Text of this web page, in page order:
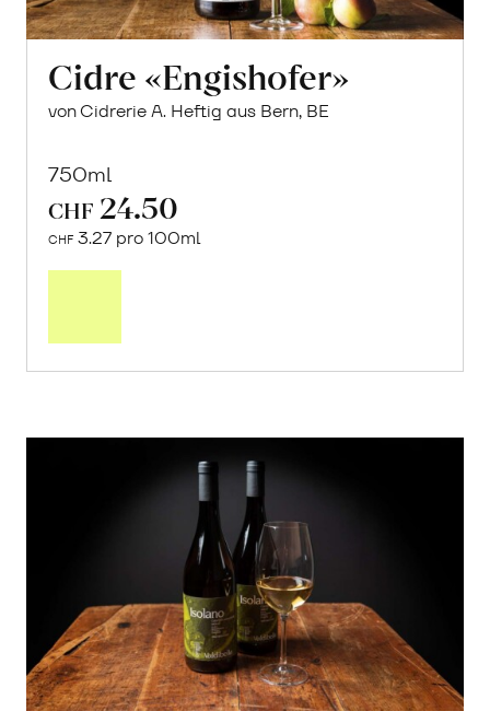
Cidre «Engishofer»
von Cidrerie A. Heftig aus Bern, BE
750ml
CHF 24.50
CHF 3.27 pro 100ml